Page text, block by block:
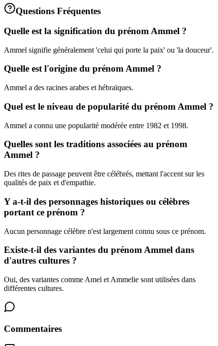
Questions Fréquentes
Quelle est la signification du prénom Ammel ?
Ammel signifie généralement 'celui qui porte la paix' ou 'la douceur'.
Quelle est l'origine du prénom Ammel ?
Ammel a des racines arabes et hébraïques.
Quel est le niveau de popularité du prénom Ammel ?
Ammel a connu une popularité modérée entre 1982 et 1998.
Quelles sont les traditions associées au prénom
Ammel ?
Des rites de passage peuvent être célébrés, mettant l'accent sur les
qualités de paix et d'empathie.
Y a-t-il des personnages historiques ou célèbres
portant ce prénom ?
Aucun personnage célèbre n'est largement connu sous ce prénom.
Existe-t-il des variantes du prénom Ammel dans
d'autres cultures ?
Oui, des variantes comme Amel et Ammelie sont utilisées dans
différentes cultures.
Commentaires